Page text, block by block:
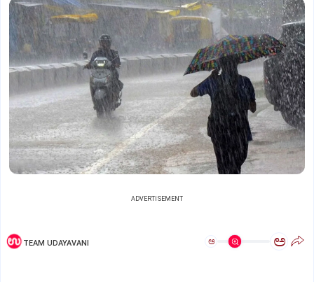
ADVERTISEMENT
TEAM UDAYAVANI ಅ ಅ